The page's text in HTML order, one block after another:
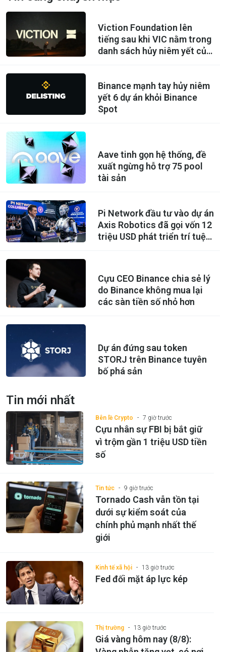
Viction Foundation lên
tiếng sau khi VIC nằm trong
danh sách hủy niêm yết của
Binance mạnh tay hủy niêm
yết 6 dự án khỏi Binance
Spot
Aave tinh gọn hệ thống, đề
xuất ngừng hỗ trợ 75 pool
tài sản
Pi Network đầu tư vào dự án
Axis Robotics đã gọi vốn 12
triệu USD phát triển trí tuệ
Cựu CEO Binance chia sẻ lý
do Binance không mua lại
các sàn tiền số nhỏ hơn
Dự án đứng sau token
STORJ trên Binance tuyên
bố phá sản
Tin mới nhất
Bên lề Crypto 7 giờ trước
Cựu nhân sự FBI bị bắt giữ
vì trộm gần 1 triệu USD tiền
số
Tin tức 9 giờ trước
Tornado Cash vẫn tồn tại
dưới sự kiểm soát của
chính phủ mạnh nhất thế
giới
Kinh tế xã hội 13 giờ trước
Fed đối mặt áp lực kép
Thị trường 13 giờ trước
Giá vàng hôm nay (8/8):